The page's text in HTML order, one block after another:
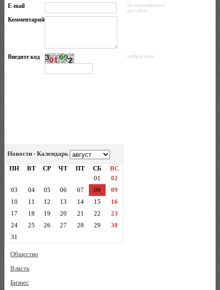
E-mail
не показывается
на сайте
Комментарий
Введите код цифры кода
Новости - Календарь
ПН
ВТ СР ЧТ ПТ СБ
ВС
01
02
03
04 05 06 07 08
09
10
11 12 13 14 15
16
17
18 19 20 21 22
23
24
25 26 27 28 29
30
31
Общество
Власть
Бизнес